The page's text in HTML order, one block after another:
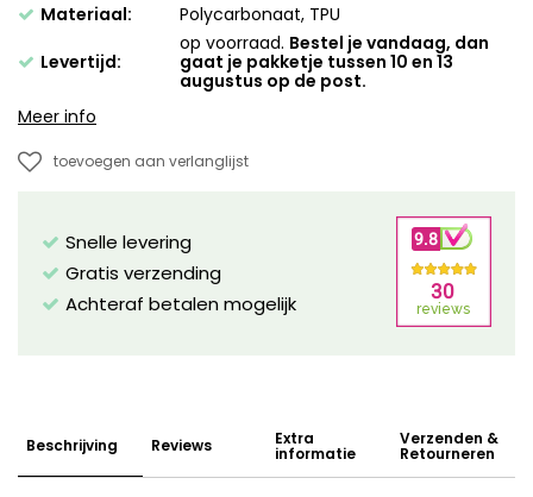
Materiaal:
Polycarbonaat, TPU
Levertijd:
op voorraad. Bestel je vandaag, dan
gaat je pakketje tussen 10 en 13
augustus op de post.
Meer info
toevoegen aan verlanglijst
Snelle levering
Gratis verzending
Achteraf betalen mogelijk
Beschrijving Reviews Extra
informatie
Verzenden &
Retourneren